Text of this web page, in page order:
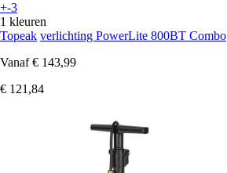
+-3
1 kleuren
Topeak verlichting PowerLite 800BT Combo
Vanaf € 143,99
€ 121,84